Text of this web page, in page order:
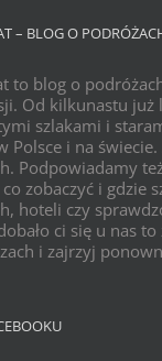
– BLOG O
to blog o
Od kilkunastu już
szlakami i
Polsce i na
Podpowiadamy
zobaczyć i gdzie
hoteli czy
ci się u nas
i zajrzyj